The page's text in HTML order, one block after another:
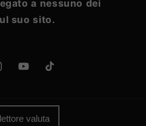
a nessuno dei
suo sito.
YouTubeTikTok
valuta